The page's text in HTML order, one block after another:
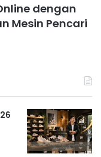
dengan
Mesin Pencari